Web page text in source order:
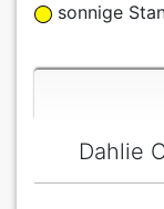
sonnige
Dahlie